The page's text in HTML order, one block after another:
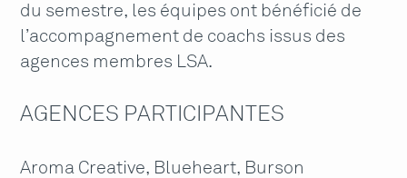
du semestre, les équipes ont bénéficié de
l’accompagnement de coachs issus des
agences membres LSA.
AGENCES PARTICIPANTES
Aroma Creative, Blueheart, Burson